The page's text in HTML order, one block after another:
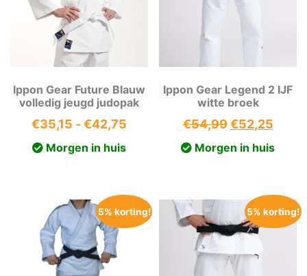
Ippon Gear Future Blauw
volledig jeugd judopak
€35,15 -€42,75Prijsklasse:
Morgen in huis
Ippon Gear Legend 2 IJF
witte broek
€54,99
prijs
€52,25
Morgen in huis
5% korting! 5% korting!